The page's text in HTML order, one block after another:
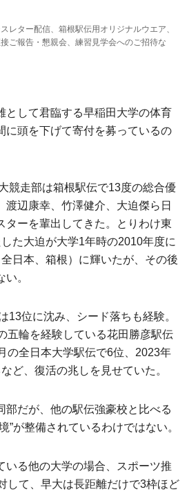
レター配信、箱根駅伝用オリジナルウエア、
ご報告・懇親会、練習見学会へのご招待な
として君臨する早稲田大学の体育
に頭を下げて寄付を募っているの
競走部は箱根駅伝で13度の総合優
渡辺康幸、竹澤健介、大迫傑ら日
ターを輩出してきた。とりわけ東
た大迫が大学1年時の2010年度に
日本、箱根）に輝いたが、その後
。
13位に沈み、シード落ちも経験。
五輪を経験している花田勝彦駅伝
の全日本大学駅伝で6位、2023年
ど、復活の兆しを見せていた。
部だが、他の駅伝強豪校と比べる
”が整備されているわけではない。
いる他の大学の場合、スポーツ推
して、早大は長距離だけで3枠ほど